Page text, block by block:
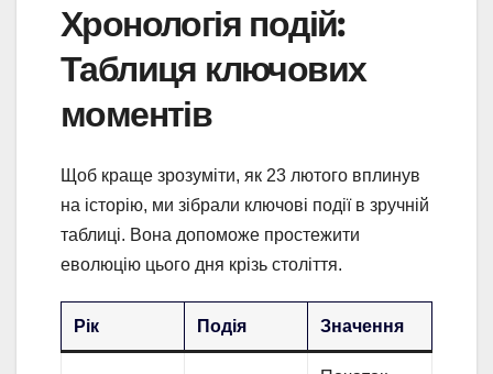
Хронологія подій:
Таблиця ключових
моментів
Щоб краще зрозуміти, як 23 лютого вплинув
на історію, ми зібрали ключові події в зручній
таблиці. Вона допоможе простежити
еволюцію цього дня крізь століття.
Рік Подія Значення